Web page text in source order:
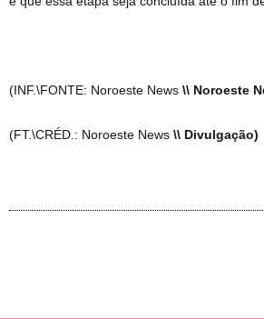
(INF.\FONTE: Noroeste News \\ Noroeste
(FT.\CRÉD.: Noroeste News \\ Divulgação)